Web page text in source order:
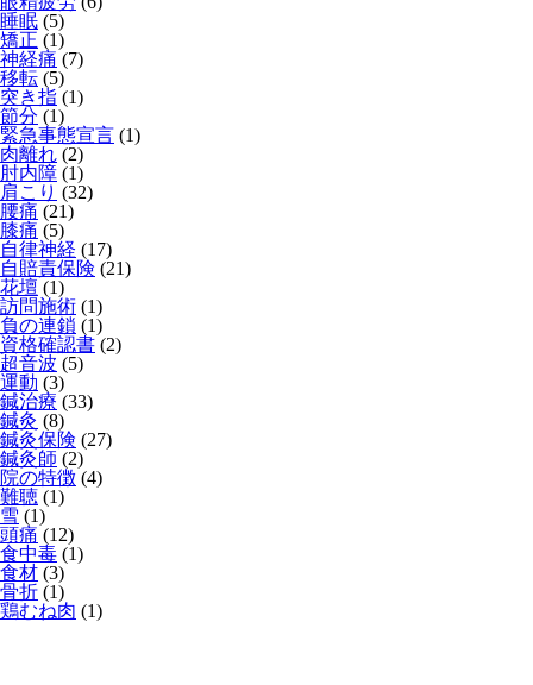
睡眠 (5)
矯正 (1)
神経痛 (7)
移転 (5)
突き指 (1)
節分 (1)
緊急事態宣言 (1)
肉離れ (2)
肘内障 (1)
肩こり (32)
腰痛 (21)
膝痛 (5)
自律神経 (17)
自賠責保険 (21)
花壇 (1)
訪問施術 (1)
負の連鎖 (1)
資格確認書 (2)
超音波 (5)
運動 (3)
鍼治療 (33)
鍼灸 (8)
鍼灸保険 (27)
鍼灸師 (2)
院の特徴 (4)
難聴 (1)
雪 (1)
頭痛 (12)
食中毒 (1)
食材 (3)
骨折 (1)
鶏むね肉 (1)